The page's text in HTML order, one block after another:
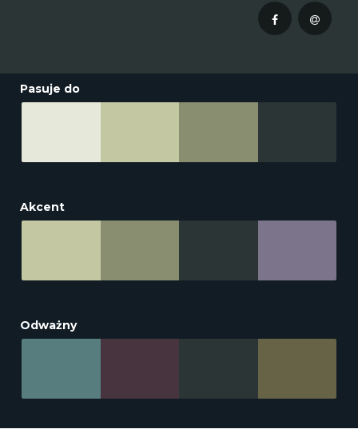
Pasuje do
Akcent
Odważny